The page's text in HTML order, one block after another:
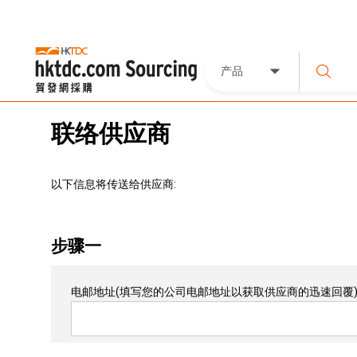
产品
联络供应商
以下信息将传送给供应商:
步骤一
电邮地址(填写您的公司电邮地址以获取供应商的迅速回覆)